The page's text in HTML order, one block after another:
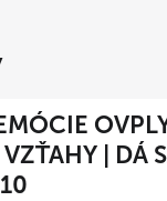
VZŤAHY | DÁ